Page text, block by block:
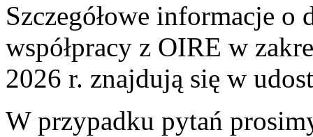
Szczegółowe informacje o
współpracy z OIRE w
2026 r. znajdują się w
W przypadku pytań